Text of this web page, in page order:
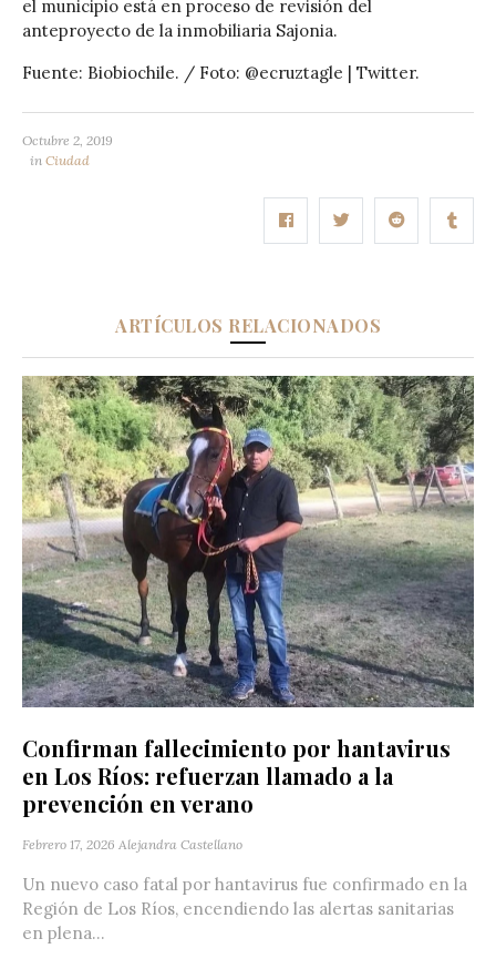
el municipio está en proceso de revisión del
anteproyecto de la inmobiliaria Sajonia.
Fuente: Biobiochile. / Foto: @ecruztagle | Twitter.
Octubre 2, 2019
in Ciudad
ARTÍCULOS RELACIONADOS
Confirman fallecimiento por hantavirus
en Los Ríos: refuerzan llamado a la
prevención en verano
Febrero 17, 2026 Alejandra Castellano
Un nuevo caso fatal por hantavirus fue confirmado en la
Región de Los Ríos, encendiendo las alertas sanitarias
en plena...